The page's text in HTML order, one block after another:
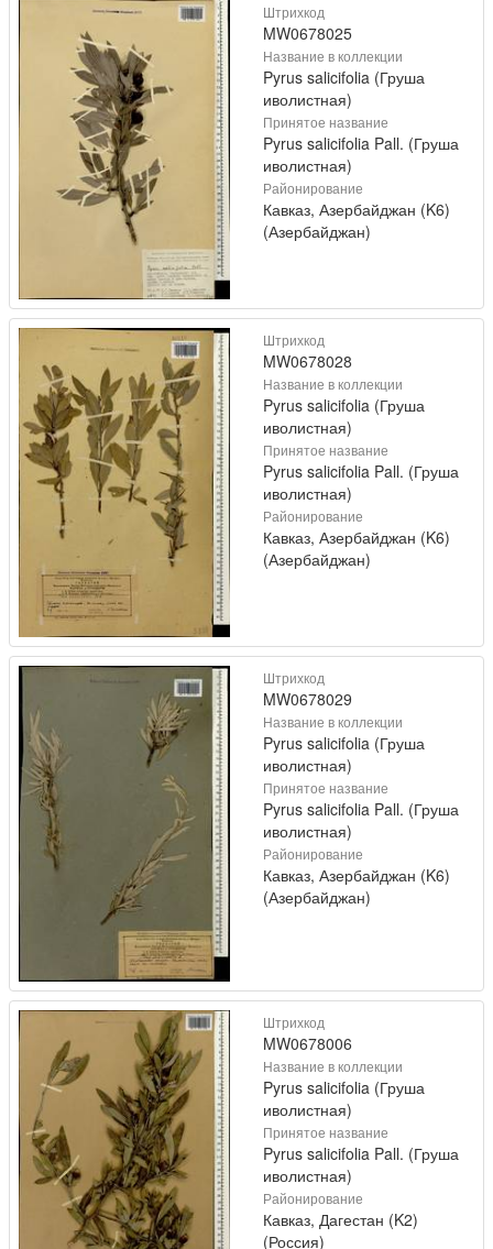
Штрихкод
MW0678025
Название в коллекции
Pyrus salicifolia (Груша
иволистная)
Принятое название
Pyrus salicifolia Pall. (Груша
иволистная)
Районирование
Кавказ, Азербайджан (K6)
(Азербайджан)
Штрихкод
MW0678028
Название в коллекции
Pyrus salicifolia (Груша
иволистная)
Принятое название
Pyrus salicifolia Pall. (Груша
иволистная)
Районирование
Кавказ, Азербайджан (K6)
(Азербайджан)
Штрихкод
MW0678029
Название в коллекции
Pyrus salicifolia (Груша
иволистная)
Принятое название
Pyrus salicifolia Pall. (Груша
иволистная)
Районирование
Кавказ, Азербайджан (K6)
(Азербайджан)
Штрихкод
MW0678006
Название в коллекции
Pyrus salicifolia (Груша
иволистная)
Принятое название
Pyrus salicifolia Pall. (Груша
иволистная)
Районирование
Кавказ, Дагестан (K2)
(Россия)